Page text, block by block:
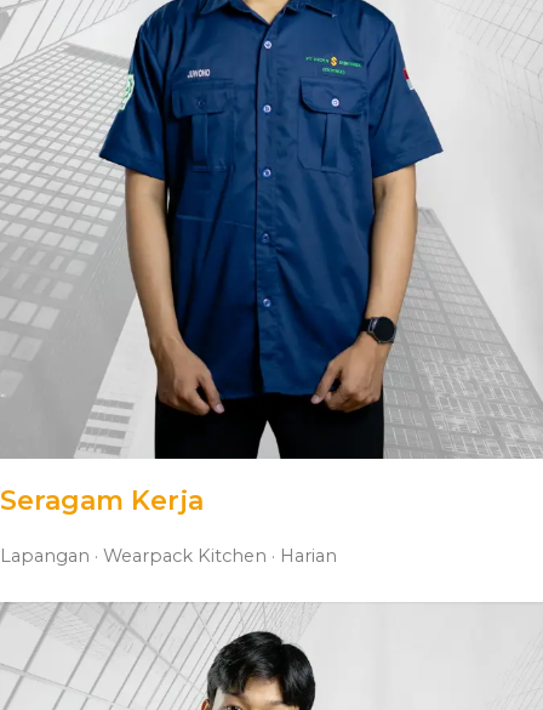
Seragam Kerja
Lapangan · Wearpack Kitchen · Harian